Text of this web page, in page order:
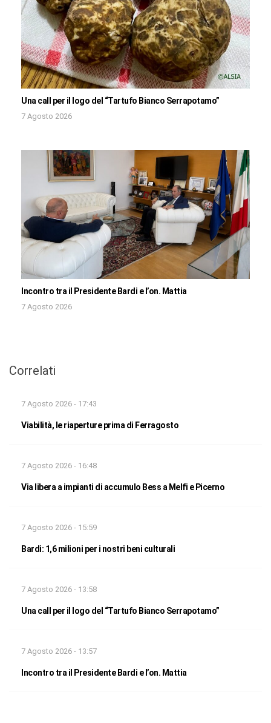
Una call per il logo del “Tartufo Bianco Serrapotamo”
7 Agosto 2026
Incontro tra il Presidente Bardi e l’on. Mattia
7 Agosto 2026
Correlati
7 Agosto 2026 - 17:43
Viabilità, le riaperture prima di Ferragosto
7 Agosto 2026 - 16:48
Via libera a impianti di accumulo Bess a Melfi e Picerno
7 Agosto 2026 - 15:59
Bardi: 1,6 milioni per i nostri beni culturali
7 Agosto 2026 - 13:58
Una call per il logo del “Tartufo Bianco Serrapotamo”
7 Agosto 2026 - 13:57
Incontro tra il Presidente Bardi e l’on. Mattia